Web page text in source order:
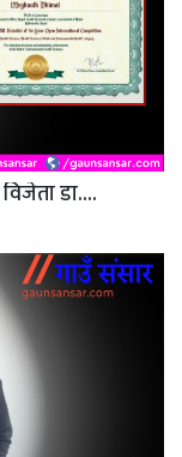
विजेता डा....